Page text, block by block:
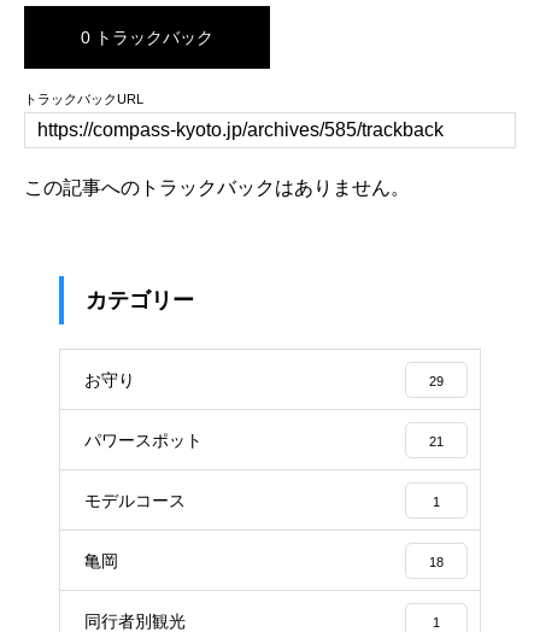
0 トラックバック
トラックバックURL
この記事へのトラックバックはありません。
カテゴリー
お守り 29
パワースポット 21
モデルコース 1
亀岡 18
同行者別観光 1